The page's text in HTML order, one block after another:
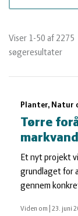
Planter
Økologi
Økonomi
og
Øvrige
Økonomi
og
ledelse
Øvrige
dyr
Viser 1-50 af 2275
søgeresultater
Planter, Natur
Tørre
Et nyt projekt
grundlaget for
gennem
Viden om 23. juni